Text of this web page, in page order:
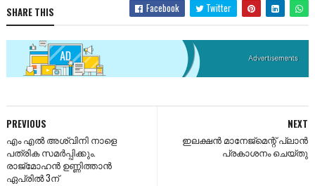
SHARE THIS Facebook Twitter
NEXT
ഇലക്ഷൻ മാനേജ്മെന്റ് പ്ലാൻ
പ്രകാശനം ചെയ്തു
PREVIOUS
എം എൽ അശ്വിനി നാളെ
പത്രിക സമർപ്പിക്കും.
രാജ്‌മോഹൻ ഉണ്ണിത്താൻ
ഏപ്രിൽ 3ന്